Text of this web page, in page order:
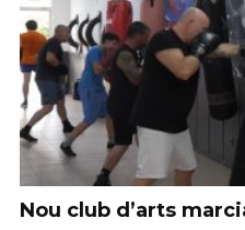
Nou club d’arts